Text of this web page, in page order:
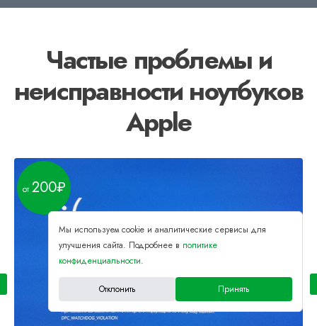
Частые проблемы и
неисправности ноутбуков
Apple
200
Мы используем cookie и аналитические сервисы для
улучшения сайта. Подробнее в политике
конфиденциальности.
Отклонить Принять